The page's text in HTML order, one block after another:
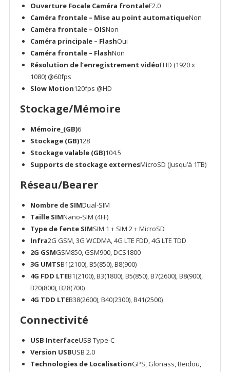
Ouverture Focale Caméra frontaleF2.0
Caméra frontale – Mise au point automatiqueNon
Caméra frontale – OISNon
Caméra principale – FlashOui
Caméra frontale – FlashNon
Résolution de l’enregistrement vidéoFHD (1920 x
1080) @60fps
Slow Motion120fps @HD
Stockage/Mémoire
Mémoire_(GB)6
Stockage (GB)128
Stockage valable (GB)104.5
Supports de stockage externesMicroSD (Jusqu’à 1TB)
Réseau/Bearer
Nombre de SIMDual-SIM
Taille SIMNano-SIM (4FF)
Type de fente SIMSIM 1 + SIM 2 + MicroSD
Infra2G GSM, 3G WCDMA, 4G LTE FDD, 4G LTE TDD
2G GSMGSM850, GSM900, DCS1800
3G UMTSB1(2100), B5(850), B8(900)
4G FDD LTEB1(2100), B3(1800), B5(850), B7(2600), B8(900),
B20(800), B28(700)
4G TDD LTEB38(2600), B40(2300), B41(2500)
Connectivité
USB InterfaceUSB Type-C
Version USBUSB 2.0
Technologies de LocalisationGPS, Glonass, Beidou,